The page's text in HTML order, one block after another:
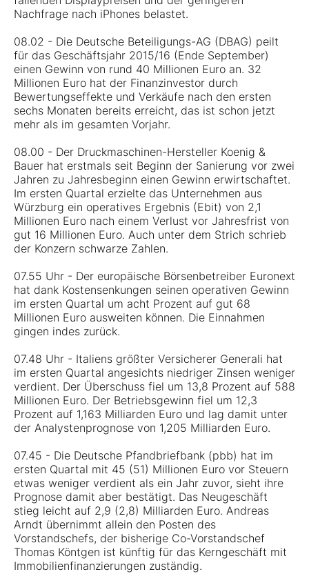
Nachfrage nach iPhones belastet.
08.02 - Die Deutsche Beteiligungs-AG (DBAG) peilt
für das Geschäftsjahr 2015/16 (Ende September)
einen Gewinn von rund 40 Millionen Euro an. 32
Millionen Euro hat der Finanzinvestor durch
Bewertungseffekte und Verkäufe nach den ersten
sechs Monaten bereits erreicht, das ist schon jetzt
mehr als im gesamten Vorjahr.
08.00 - Der Druckmaschinen-Hersteller Koenig &
Bauer hat erstmals seit Beginn der Sanierung vor zwei
Jahren zu Jahresbeginn einen Gewinn erwirtschaftet.
Im ersten Quartal erzielte das Unternehmen aus
Würzburg ein operatives Ergebnis (Ebit) von 2,1
Millionen Euro nach einem Verlust vor Jahresfrist von
gut 16 Millionen Euro. Auch unter dem Strich schrieb
der Konzern schwarze Zahlen.
07.55 Uhr - Der europäische Börsenbetreiber Euronext
hat dank Kostensenkungen seinen operativen Gewinn
im ersten Quartal um acht Prozent auf gut 68
Millionen Euro ausweiten können. Die Einnahmen
gingen indes zurück.
07.48 Uhr - Italiens größter Versicherer Generali hat
im ersten Quartal angesichts niedriger Zinsen weniger
verdient. Der Überschuss fiel um 13,8 Prozent auf 588
Millionen Euro. Der Betriebsgewinn fiel um 12,3
Prozent auf 1,163 Milliarden Euro und lag damit unter
der Analystenprognose von 1,205 Milliarden Euro.
07.45 - Die Deutsche Pfandbriefbank (pbb) hat im
ersten Quartal mit 45 (51) Millionen Euro vor Steuern
etwas weniger verdient als ein Jahr zuvor, sieht ihre
Prognose damit aber bestätigt. Das Neugeschäft
stieg leicht auf 2,9 (2,8) Milliarden Euro. Andreas
Arndt übernimmt allein den Posten des
Vorstandschefs, der bisherige Co-Vorstandschef
Thomas Köntgen ist künftig für das Kerngeschäft mit
Immobilienfinanzierungen zuständig.